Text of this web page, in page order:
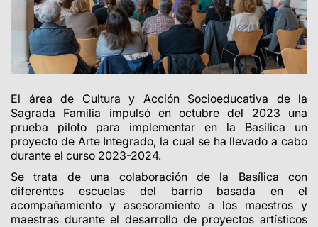
El área de Cultura y Acción Socioeducativa de la
Sagrada Familia impulsó en octubre del 2023 una
prueba piloto para implementar en la Basílica un
proyecto de Arte Integrado, la cual se ha llevado a cabo
durante el curso 2023-2024.
Se trata de una colaboración de la Basílica con
diferentes escuelas del barrio basada en el
acompañamiento y asesoramiento a los maestros y
maestras durante el desarrollo de proyectos artísticos